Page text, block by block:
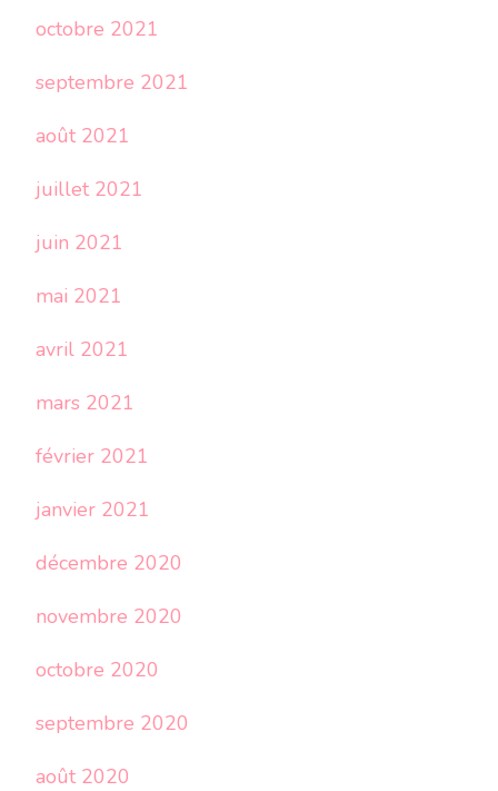
octobre 2021
septembre 2021
août 2021
juillet 2021
juin 2021
mai 2021
avril 2021
mars 2021
février 2021
janvier 2021
décembre 2020
novembre 2020
octobre 2020
septembre 2020
août 2020